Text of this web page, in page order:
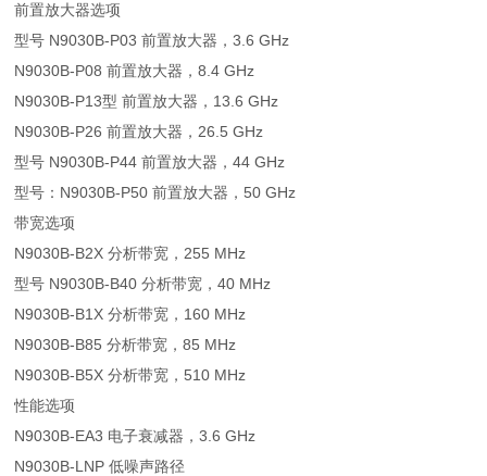
前置放大器选项
型号 N9030B-P03 前置放大器，3.6 GHz
N9030B-P08 前置放大器，8.4 GHz
N9030B-P13型 前置放大器，13.6 GHz
N9030B-P26 前置放大器，26.5 GHz
型号 N9030B-P44 前置放大器，44 GHz
型号：N9030B-P50 前置放大器，50 GHz
带宽选项
N9030B-B2X 分析带宽，255 MHz
型号 N9030B-B40 分析带宽，40 MHz
N9030B-B1X 分析带宽，160 MHz
N9030B-B85 分析带宽，85 MHz
N9030B-B5X 分析带宽，510 MHz
性能选项
N9030B-EA3 电子衰减器，3.6 GHz
N9030B-LNP 低噪声路径